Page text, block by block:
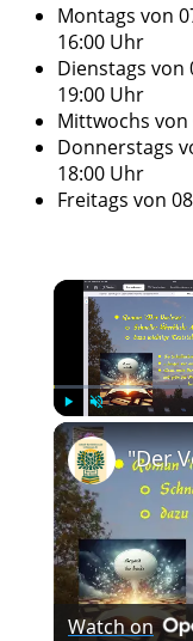
Montags von
16:00 Uhr
Dienstags von
19:00 Uhr
Mittwochs von
Donnerstags
18:00 Uhr
Freitags von
Play Unmute
Watch on